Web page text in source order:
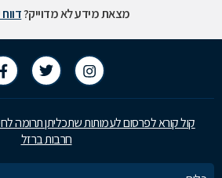
מצאת מידע לא מדוייק?
קול קורא לפרסום לעמותות שתכליתן תרומה
חרבות ברזל